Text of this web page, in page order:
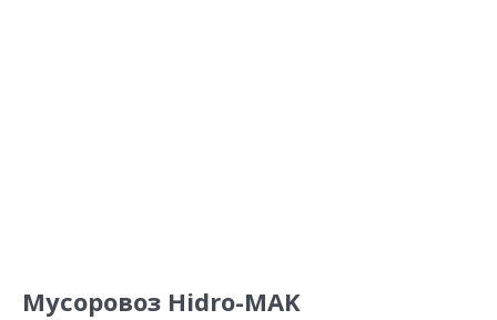
Мусоровоз Hidro-MAK